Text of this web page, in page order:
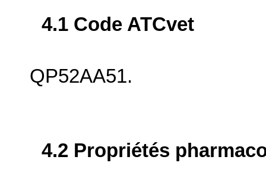
4.1 Code ATCvet
QP52AA51.
4.2 Propriétés